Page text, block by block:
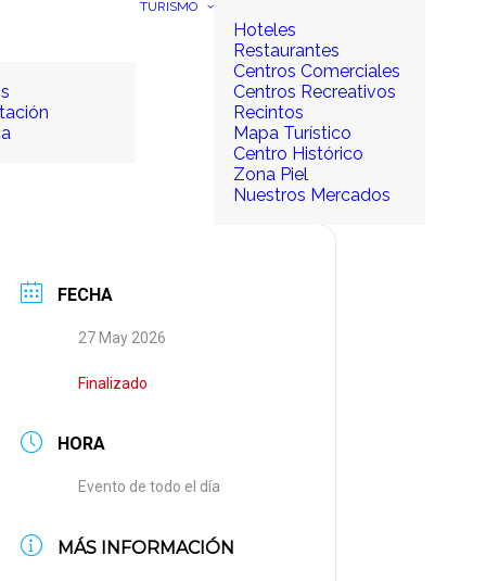
TURISMO
Hoteles
Restaurantes
Centros Comerciales
Centros Recreativos
Recintos
Mapa Turístico
Centro Histórico
Zona Piel
Nuestros Mercados
FECHA
27 May 2026
Finalizado
HORA
Evento de todo el día
MÁS INFORMACIÓN